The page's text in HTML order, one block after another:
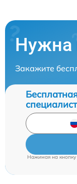
Нужна
Закажите
Нажимая на